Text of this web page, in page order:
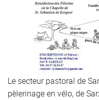
Le secteur pastoral de
pèlerinage en vélo, de